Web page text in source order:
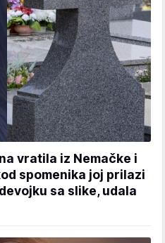
vratila iz Nemačke i
spomenika joj prilazi
sa slike, udala